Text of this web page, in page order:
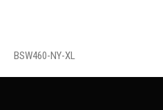
BSW460-NY-XL